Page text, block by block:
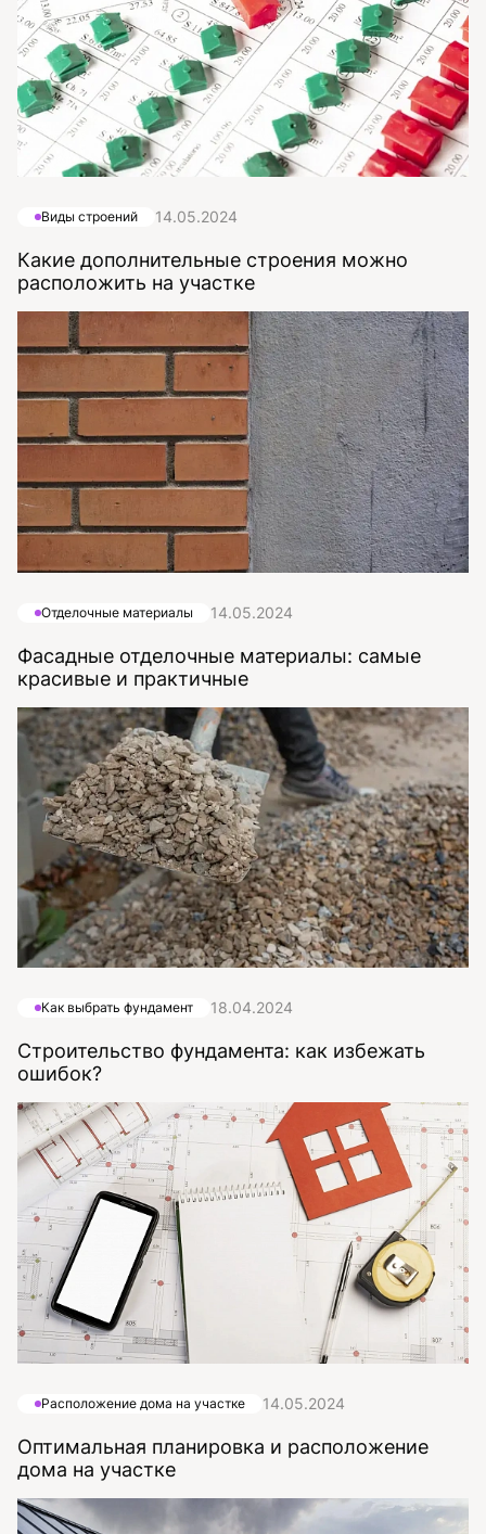
Виды строений 14.05.2024
Какие дополнительные строения можно
расположить на участке
Отделочные материалы 14.05.2024
Фасадные отделочные материалы: самые
красивые и практичные
Как выбрать фундамент 18.04.2024
Строительство фундамента: как избежать
ошибок?
Расположение дома на участке 14.05.2024
Оптимальная планировка и расположение
дома на участке